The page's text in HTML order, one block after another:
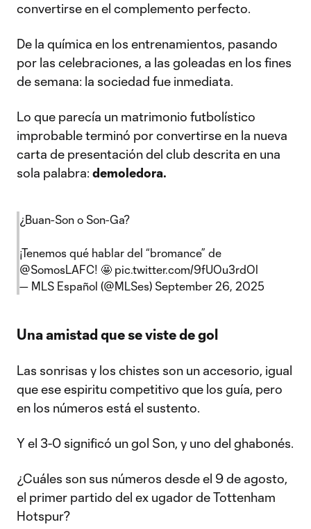
convertirse en el complemento perfecto.
De la química en los entrenamientos, pasando
por las celebraciones, a las goleadas en los fines
de semana: la sociedad fue inmediata.
Lo que parecía un matrimonio futbolístico
improbable terminó por convertirse en la nueva
carta de presentación del club descrita en una
sola palabra: demoledora.
¿Buan-Son o Son-Ga?
¡Tenemos qué hablar del “bromance” de
@SomosLAFC! 🤩 pic.twitter.com/9fUOu3rdOl
— MLS Español (@MLSes) September 26, 2025
Una amistad que se viste de gol
Las sonrisas y los chistes son un accesorio, igual
que ese espiritu competitivo que los guía, pero
en los números está el sustento.
Y el 3-0 significó un gol Son, y uno del ghabonés.
¿Cuáles son sus números desde el 9 de agosto,
el primer partido del ex ugador de Tottenham
Hotspur?